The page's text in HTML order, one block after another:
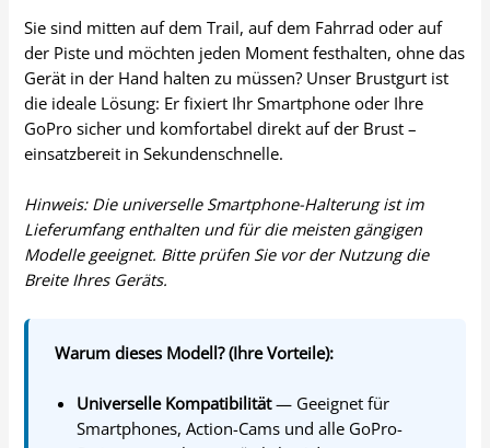
Sie sind mitten auf dem Trail, auf dem Fahrrad oder auf
der Piste und möchten jeden Moment festhalten, ohne das
Gerät in der Hand halten zu müssen? Unser Brustgurt ist
die ideale Lösung: Er fixiert Ihr Smartphone oder Ihre
GoPro sicher und komfortabel direkt auf der Brust –
einsatzbereit in Sekundenschnelle.
Hinweis: Die universelle Smartphone-Halterung ist im
Lieferumfang enthalten und für die meisten gängigen
Modelle geeignet. Bitte prüfen Sie vor der Nutzung die
Breite Ihres Geräts.
Warum dieses Modell? (Ihre Vorteile):
Universelle Kompatibilität— Geeignet für
Smartphones, Action-Cams und alle GoPro-